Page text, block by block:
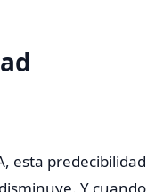
esta predecibilidad